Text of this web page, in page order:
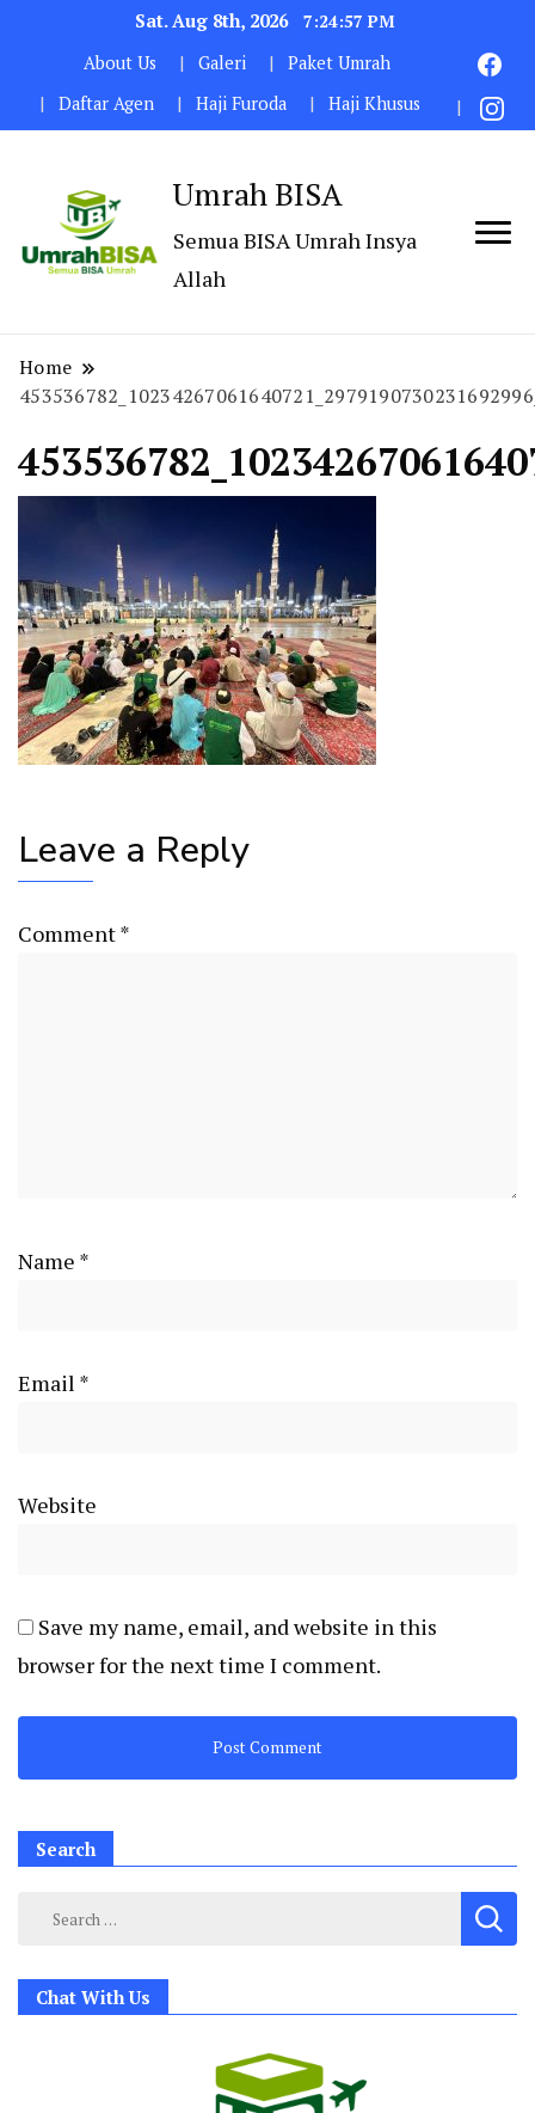
Sat. Aug 8th, 2026
7:24:58 PM
About Us
Galeri
Paket Umrah
Daftar Agen
Haji Furoda Haji Khusus
Umrah BISA
Semua BISA Umrah Insya
Allah
Home
Leave a Reply
Comment*
Name *
Email *
Website
Save my name, email, and website in this
browser for the next time I comment.
Search
Search
Chat With Us